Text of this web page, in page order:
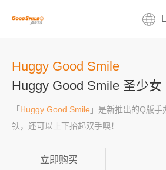
Huggy Good Smile
Huggy Good Smile 圣少女
「 Huggy Good Smile 」是新推出的Q版
铁，还可以上下抬起双手噢！
立即购买